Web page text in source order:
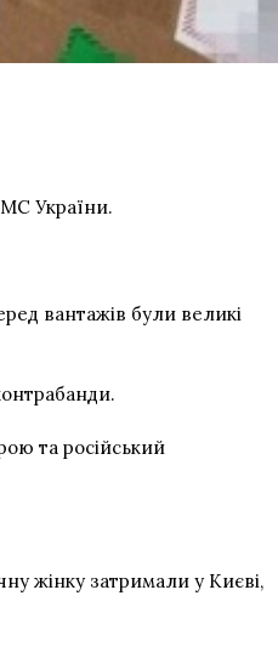
України.
вантажів були великі
та російський
жінку затримали у Києві,